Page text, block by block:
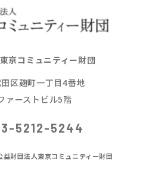
京コミュニティー財団
区麹町一丁目4番地
ァーストビル5階
5212-5244
団法人東京コミュニティー財団